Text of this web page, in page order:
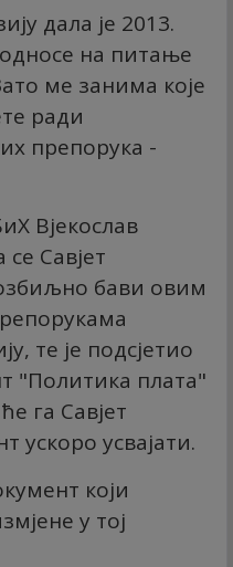
дала је 2013.
на питање
ме занима које
ради
препорука -
Вјекослав
Савјет
бави овим
те је подсјетио
"Политика плата"
га Савјет
ускоро усвајати.
који
у тој